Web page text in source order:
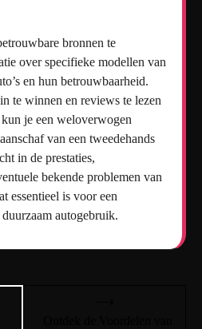
bronnen te
over specifieke modellen van
en hun betrouwbaarheid.
te winnen en reviews te lezen
je een weloverwogen
van een tweedehands
in de prestaties,
bekende problemen van
essentieel is voor een
autogebruik.